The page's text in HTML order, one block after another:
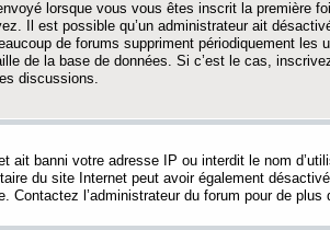
lorsque vous vous êtes inscrit la première
Il est possible qu’un administrateur ait
de forums suppriment périodiquement les
de la base de données. Si c’est le cas,
discussions.
ait banni votre adresse IP ou interdit le nom
du site Internet peut avoir également
Contactez l’administrateur du forum pour de plus